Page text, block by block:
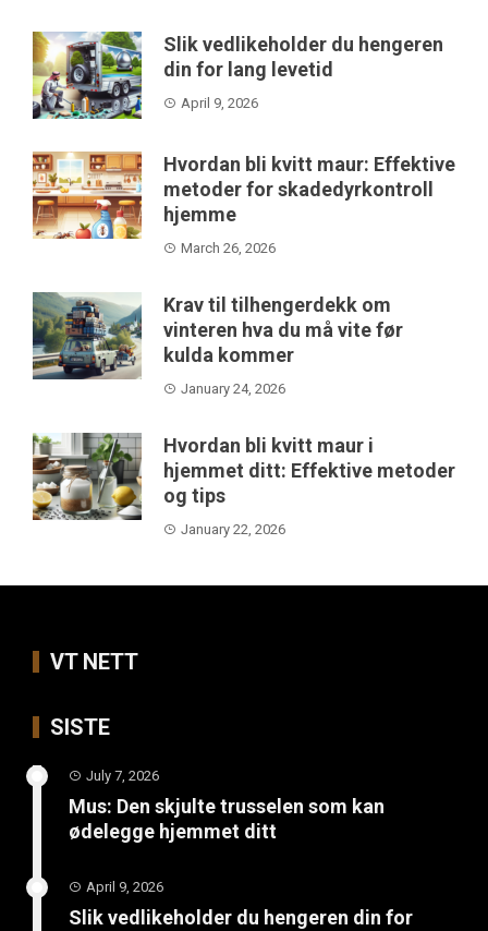
Slik vedlikeholder du hengeren
din for lang levetid
April 9, 2026
Hvordan bli kvitt maur: Effektive
metoder for skadedyrkontroll
hjemme
March 26, 2026
Krav til tilhengerdekk om
vinteren hva du må vite før
kulda kommer
January 24, 2026
Hvordan bli kvitt maur i
hjemmet ditt: Effektive metoder
og tips
January 22, 2026
VT NETT
SISTE
July 7, 2026
Mus: Den skjulte trusselen som kan
ødelegge hjemmet ditt
April 9, 2026
Slik vedlikeholder du hengeren din for